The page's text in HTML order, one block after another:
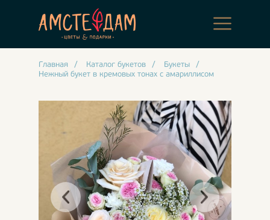
Главная / Каталог букетов / Букеты
/
Нежный букет в кремовых тонах с амариллисом